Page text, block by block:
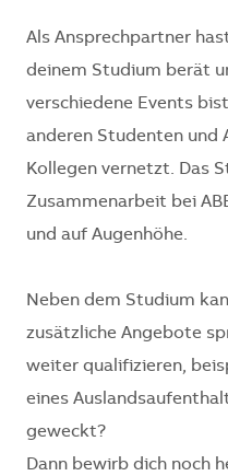
Als Ansprechpartner
deinem Studium berät
verschiedene Events
anderen Studenten und
Kollegen vernetzt. Das
Zusammenarbeit bei
und auf Augenhöhe.
Neben dem Studium
zusätzliche Angebote
weiter qualifizieren,
eines
geweckt?
Dann bewirb dich noch